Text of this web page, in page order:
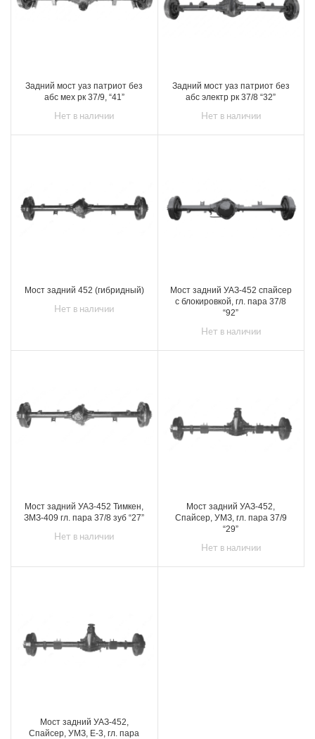
Задний мост уаз патриот без
абс мех рк 37/9, “41”
Нет в наличии
Задний мост уаз патриот без
абс электр рк 37/8 “32”
Нет в наличии
Мост задний 452 (гибридный)
Нет в наличии
Мост задний УАЗ-452 спайсер
с блокировкой, гл. пара 37/8
“92”
Нет в наличии
Мост задний УАЗ-452 Тимкен,
ЗМЗ-409 гл. пара 37/8 зуб “27”
Нет в наличии
Мост задний УАЗ-452,
Спайсер, УМЗ, гл. пара 37/9
“29”
Нет в наличии
Мост задний УАЗ-452,
Спайсер, УМЗ, Е-3, гл. пара